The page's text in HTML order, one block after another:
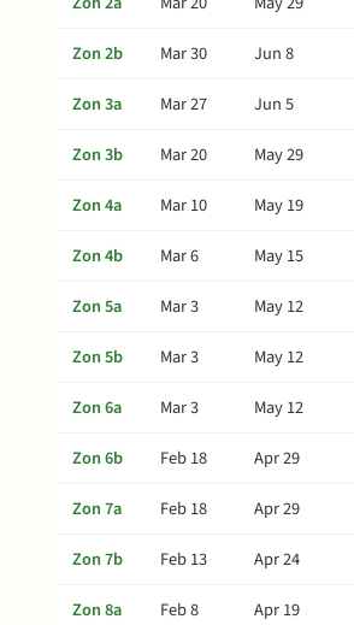
Zon 2b
Mar 30 Jun 8
Zon 3a
Mar 27 Jun 5
Zon 3b
Mar 20 May 29
Zon 4a
Mar 10 May 19
Zon 4b
Mar 6 May 15
Zon 5a
Mar 3 May 12
Zon 5b
Mar 3 May 12
Zon 6a
Mar 3 May 12
Zon 6b
Feb 18 Apr 29
Zon 7a
Feb 18 Apr 29
Zon 7b
Feb 13 Apr 24
Zon 8a
Feb 8 Apr 19